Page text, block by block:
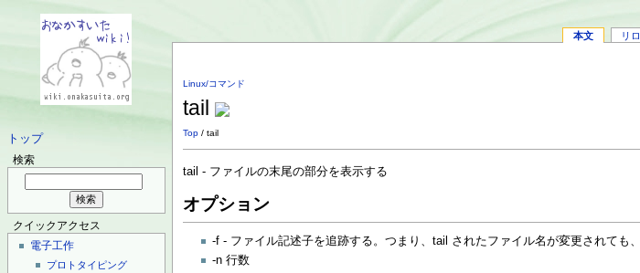
トップ
検索
クイックアクセス
電子工作
プロトタイピング
本文 リ
Linux/コマンド
tail
Top / tail
tail - ファイルの末尾の部分を表示する
オプション
-f - ファイル記述子を追跡する。つまり、tail されたファイル名が変更されても
-n 行数